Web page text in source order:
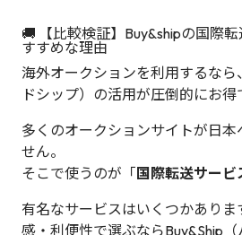
🚚 【比較検証】Buy&shipの国際
すすめな理由
海外オークションを利用するなら
ドシップ）の活用が圧倒的にお得
多くのオークションサイトが日
せん。
そこで使うのが「 国際転送サービ
有名なサービスはいくつかあり
感・利便性で選ぶならBuy&Ship